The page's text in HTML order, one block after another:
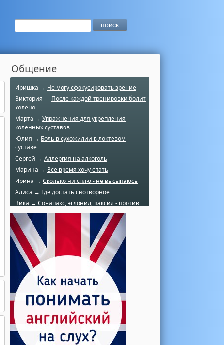
Общение
Иришка → Не могу сфокусировать зрение
Виктория → После каждой тренировки болит
колено
Марта → Упражнения для укрепления
коленных суставов
Юлия → Боль в сухожилии в локтевом
суставе
Сергей → Аллергия на алкоголь
Марина → Все время хочу спать
Ирина → Сколько ни сплю - не высыпаюсь
Алиса → Где достать снотворное
Вика → Сонапакс, эглонил, паксил - против
чего?
Катерина →
Боль в колене при нагрузке
Алла →Болят коленные суставы
Паша Щ. →
Боль в коленной чашечке
Ульяна Ф. →Болят и хрустят колени
Артемов Иван →
Болит и опухло колено
Чернов Игорь →Болят суставы при занятиях
спортом